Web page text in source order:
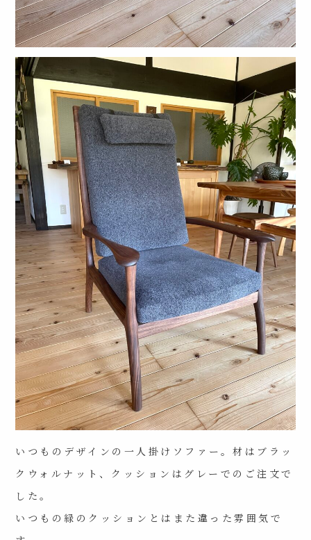
いつものデザインの一人掛けソファー。材はブラッ
クウォルナット、クッションはグレーでのご注文で
した。
いつもの緑のクッションとはまた違った雰囲気で